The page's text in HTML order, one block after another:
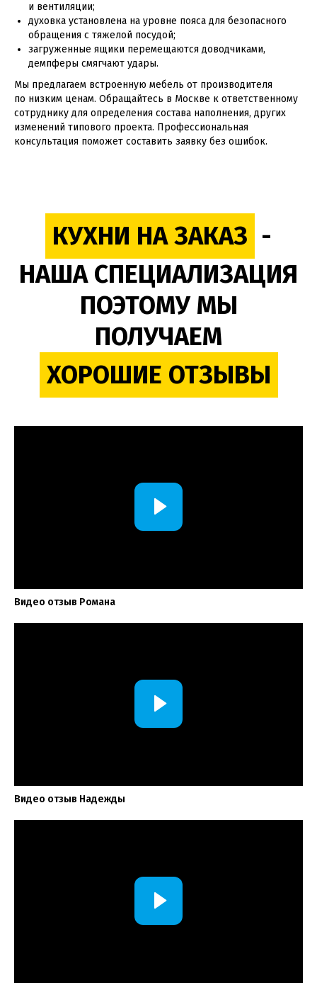
и вентиляции;
духовка установлена на уровне пояса для безопасного
обращения с тяжелой посудой;
загруженные ящики перемещаются доводчиками,
демпферы смягчают удары.
Мы предлагаем встроенную мебель от производителя
по низким ценам. Обращайтесь в Москве к ответственному
сотруднику для определения состава наполнения, других
изменений типового проекта. Профессиональная
консультация поможет составить заявку без ошибок.
КУХНИ НА ЗАКАЗ -
НАША СПЕЦИАЛИЗАЦИЯ
ПОЭТОМУ МЫ
ПОЛУЧАЕМ
ХОРОШИЕ ОТЗЫВЫ
Видео отзыв Романа
Видео отзыв Надежды